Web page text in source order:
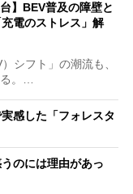
】BEV普及の障壁と
電のストレス」解
シフト」の潮流も、
る。…
感した「フォレスタ
のには理由があっ